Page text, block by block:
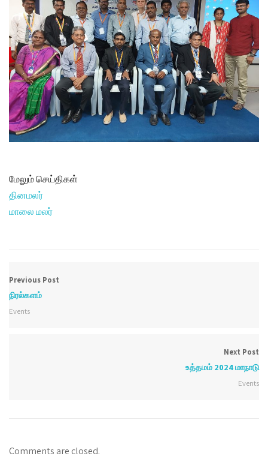
மேலும் செய்திகள்
தினமலர்
மாலை மலர்
Previous Post
நிரல்களம்
Events
Next Post
உத்தமம் 2024 மாநாடு
Events
Comments are closed.